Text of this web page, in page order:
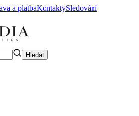
a platbaKontaktySledování
Hledat